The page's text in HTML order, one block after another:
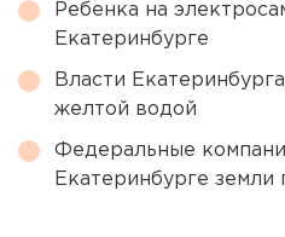
Ребенка на
Екатеринбурге
Власти
желтой водой
Федеральные
Екатеринбурге земли